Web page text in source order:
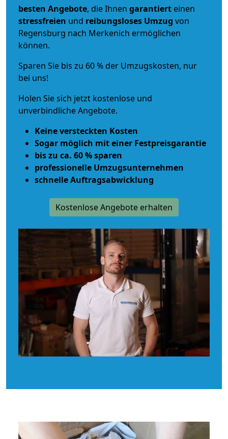
besten Angebote, die Ihnen garantiert einen
stressfreien und reibungsloses Umzug von
Regensburg nach Merkenich ermöglichen
können.
Sparen Sie bis zu 60 % der Umzugskosten, nur
bei uns!
Holen Sie sich jetzt kostenlose und
unverbindliche Angebote.
Keine versteckten Kosten
Sogar möglich mit einer Festpreisgarantie
bis zu ca. 60 % sparen
professionelle Umzugsunternehmen
schnelle Auftragsabwicklung
Kostenlose Angebote erhalten